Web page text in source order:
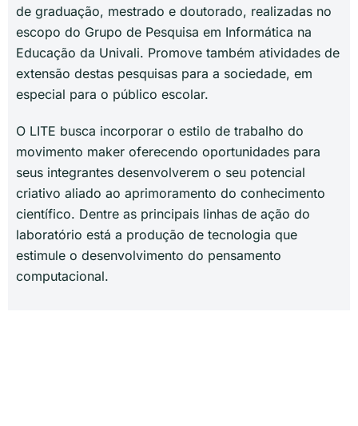
de graduação, mestrado e doutorado, realizadas no
escopo do Grupo de Pesquisa em Informática na
Educação da Univali. Promove também atividades de
extensão destas pesquisas para a sociedade, em
especial para o público escolar.
O LITE busca incorporar o estilo de trabalho do
movimento maker oferecendo oportunidades para
seus integrantes desenvolverem o seu potencial
criativo aliado ao aprimoramento do conhecimento
científico. Dentre as principais linhas de ação do
laboratório está a produção de tecnologia que
estimule o desenvolvimento do pensamento
computacional.